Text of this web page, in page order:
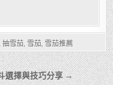
抽雪茄, 雪茄, 雪茄推薦
選擇與技巧分享 →